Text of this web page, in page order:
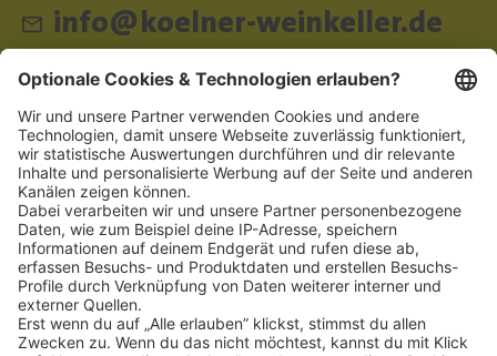
info@koelner-weinkeller.de
Schnellzugriff
ZAHLUNGSMETHODEN
SOCIAL
NEWSLETTER